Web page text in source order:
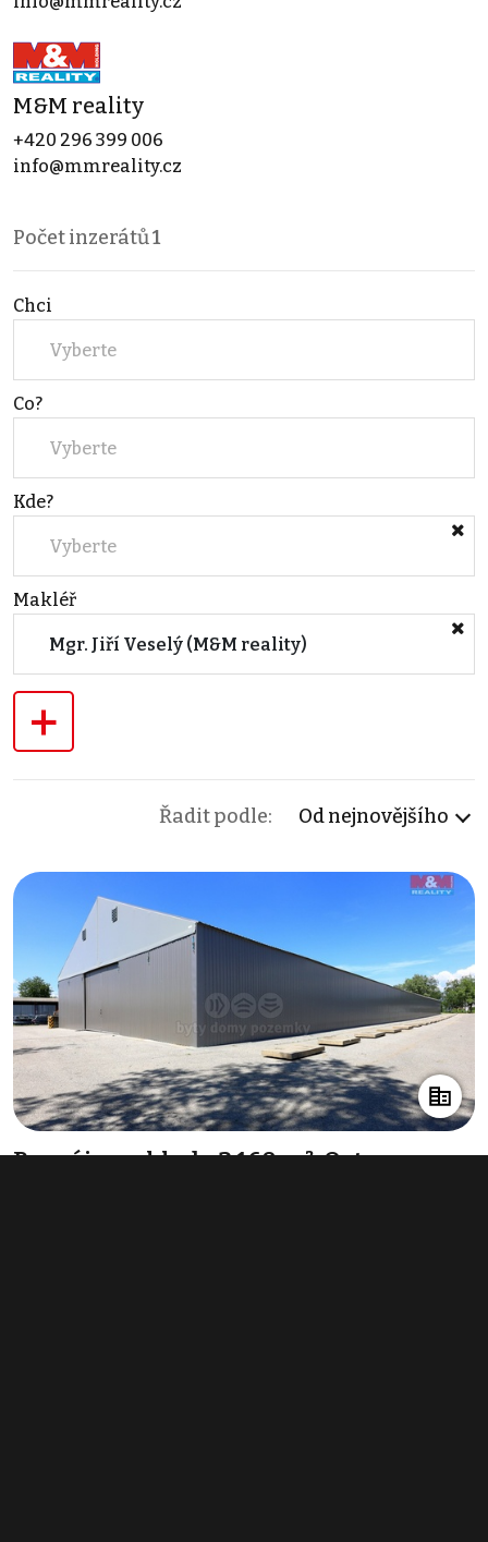
M&M reality
+420 296 399 006
info@mmreality.cz
Počet inzerátů1
Chci
Vyberte
Co?
Vyberte
Kde?
Vyberte
Makléř
Mgr. Jiří Veselý (M&M reality)
+
Řadit podle: Od nejnovějšího
Pronájem skladu 2 160 m², Ostrava -